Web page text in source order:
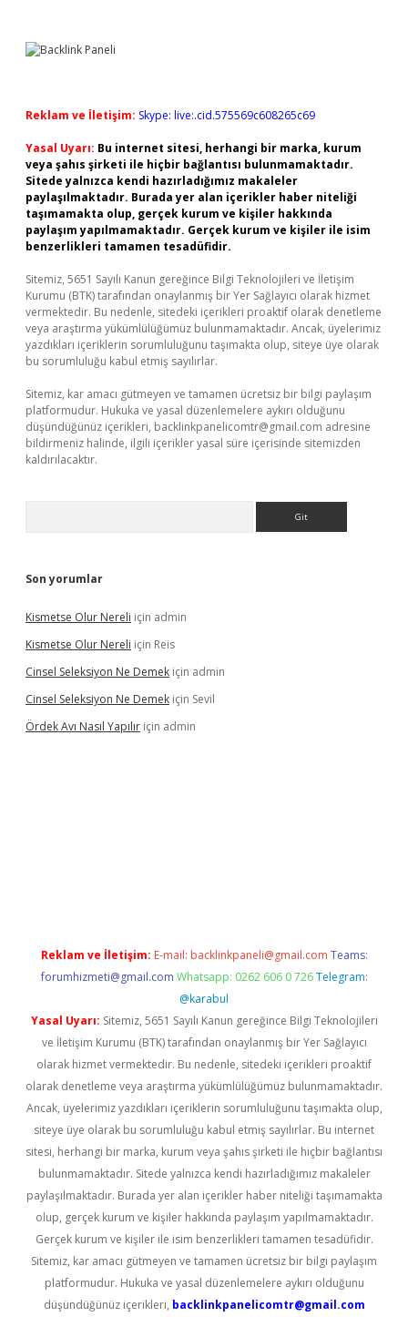
Reklam ve İletişim: Skype: live:.cid.575569c608265c69
Yasal Uyarı: Bu internet sitesi, herhangi bir marka, kurum
veya şahıs şirketi ile hiçbir bağlantısı bulunmamaktadır.
Sitede yalnızca kendi hazırladığımız makaleler
paylaşılmaktadır. Burada yer alan içerikler haber niteliği
taşımamakta olup, gerçek kurum ve kişiler hakkında
paylaşım yapılmamaktadır. Gerçek kurum ve kişiler ile isim
benzerlikleri tamamen tesadüfidir.
Sitemiz, 5651 Sayılı Kanun gereğince Bilgi Teknolojileri ve İletişim
Kurumu (BTK) tarafından onaylanmış bir Yer Sağlayıcı olarak hizmet
vermektedir. Bu nedenle, sitedeki içerikleri proaktif olarak denetleme
veya araştırma yükümlülüğümüz bulunmamaktadır. Ancak, üyelerimiz
yazdıkları içeriklerin sorumluluğunu taşımakta olup, siteye üye olarak
bu sorumluluğu kabul etmiş sayılırlar.
Sitemiz, kar amacı gütmeyen ve tamamen ücretsiz bir bilgi paylaşım
platformudur. Hukuka ve yasal düzenlemelere aykırı olduğunu
düşündüğünüz içerikleri, backlinkpanelicomtr@gmail.com adresine
bildirmeniz halinde, ilgili içerikler yasal süre içerisinde sitemizden
kaldırılacaktır.
Son yorumlar
Kismetse Olur Nereli için admin
Kismetse Olur Nereli için Reis
Cinsel Seleksiyon Ne Demek için admin
Cinsel Seleksiyon Ne Demek için Sevil
Ördek Avı Nasıl Yapılır için admin
Reklam ve İletişim: E-mail: backlinkpaneli@gmail.com Teams:
forumhizmeti@gmail.com Whatsapp: 0262 606 0 726 Telegram:
@karabul
Yasal Uyarı: Sitemiz, 5651 Sayılı Kanun gereğince Bilgi Teknolojileri
ve İletişim Kurumu (BTK) tarafından onaylanmış bir Yer Sağlayıcı
olarak hizmet vermektedir. Bu nedenle, sitedeki içerikleri proaktif
olarak denetleme veya araştırma yükümlülüğümüz bulunmamaktadır.
Ancak, üyelerimiz yazdıkları içeriklerin sorumluluğunu taşımakta olup,
siteye üye olarak bu sorumluluğu kabul etmiş sayılırlar. Bu internet
sitesi, herhangi bir marka, kurum veya şahıs şirketi ile hiçbir bağlantısı
bulunmamaktadır. Sitede yalnızca kendi hazırladığımız makaleler
paylaşılmaktadır. Burada yer alan içerikler haber niteliği taşımamakta
olup, gerçek kurum ve kişiler hakkında paylaşım yapılmamaktadır.
Gerçek kurum ve kişiler ile isim benzerlikleri tamamen tesadüfidir.
Sitemiz, kar amacı gütmeyen ve tamamen ücretsiz bir bilgi paylaşım
platformudur. Hukuka ve yasal düzenlemelere aykırı olduğunu
düşündüğünüz içerikleri, backlinkpanelicomtr@gmail.com